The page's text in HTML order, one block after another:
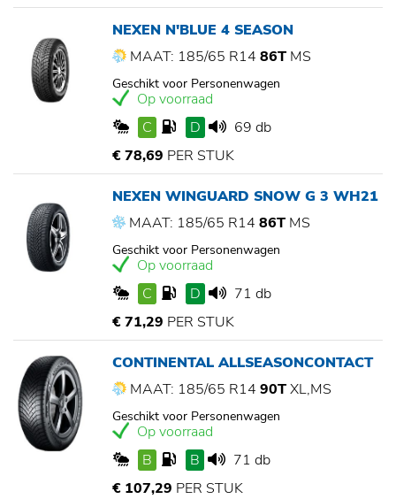
NEXEN N'BLUE 4 SEASON
MAAT: 185/65 R14 86T MS
Geschikt voor Personenwagen
Op voorraad
C
D
69 db
€ 78,69 PER STUK
NEXEN WINGUARD SNOW G 3 WH21
MAAT: 185/65 R14 86T MS
Geschikt voor Personenwagen
Op voorraad
C
D
71 db
€ 71,29 PER STUK
CONTINENTAL ALLSEASONCONTACT
MAAT: 185/65 R14 90TXL,MS
Geschikt voor Personenwagen
Op voorraad
B
B
71 db
€ 107,29 PER STUK